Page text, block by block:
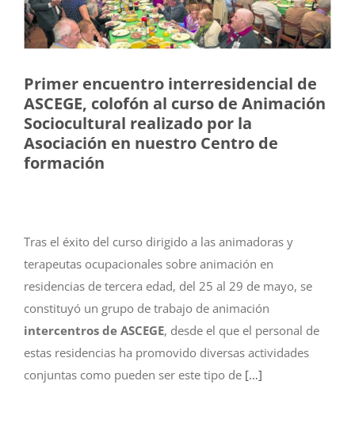
Primer encuentro interresidencial de
ASCEGE, colofón al curso de Animación
Sociocultural realizado por la
Asociación en nuestro Centro de
formación
Tras el éxito del curso dirigido a las animadoras y
terapeutas ocupacionales sobre animación en
residencias de tercera edad, del 25 al 29 de mayo, se
constituyó un grupo de trabajo de animación
intercentros de ASCEGE, desde el que el personal de
estas residencias ha promovido diversas actividades
conjuntas como pueden ser este tipo de […]